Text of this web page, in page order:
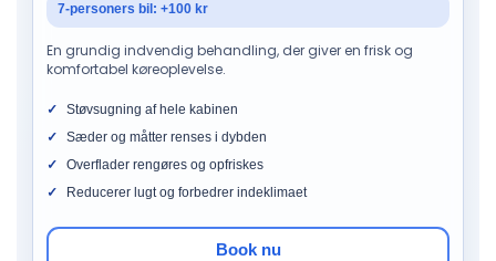
7-personers bil: +100 kr
En grundig indvendig behandling, der giver en frisk og
komfortabel køreoplevelse.
Støvsugning af hele kabinen
Sæder og måtter renses i dybden
Overflader rengøres og opfriskes
Reducerer lugt og forbedrer indeklimaet
Book nu